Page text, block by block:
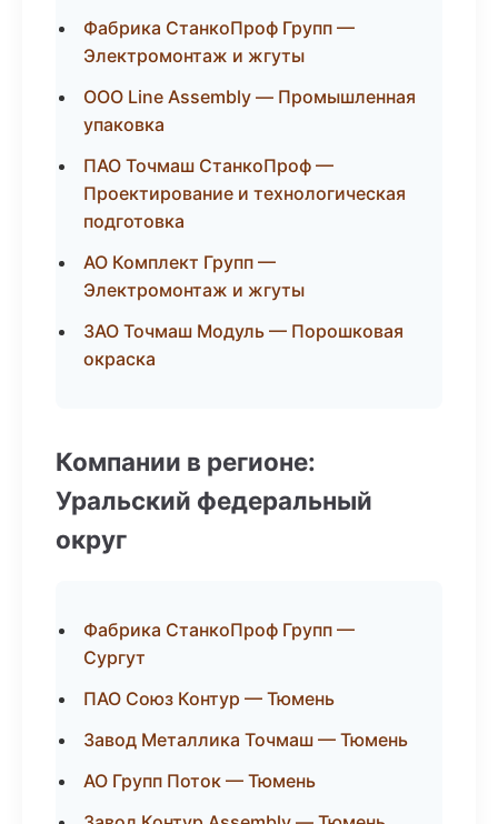
Фабрика СтанкоПроф Групп —
Электромонтаж и жгуты
ООО Line Assembly — Промышленная
упаковка
ПАО Точмаш СтанкоПроф —
Проектирование и технологическая
подготовка
АО Комплект Групп —
Электромонтаж и жгуты
ЗАО Точмаш Модуль — Порошковая
окраска
Компании в регионе:
Уральский федеральный
округ
Фабрика СтанкоПроф Групп —
Сургут
ПАО Союз Контур — Тюмень
Завод Металлика Точмаш — Тюмень
АО Групп Поток — Тюмень